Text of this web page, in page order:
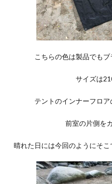
こちらの色は製品でもブ
サイズは
テントのインナーフロ
前室の片側を
晴れた日には今回のようにそこ